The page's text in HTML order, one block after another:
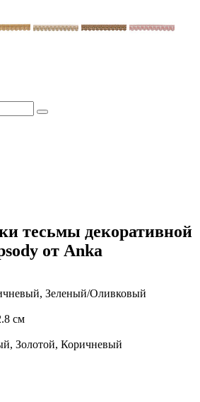
тесьмы декоративной
от Anka
Зеленый/Оливковый
см
Золотой, Коричневый